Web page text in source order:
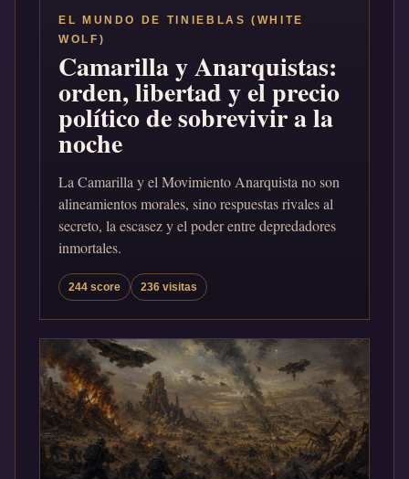
EL MUNDO DE TINIEBLAS (WHITE
WOLF)
Camarilla y Anarquistas:
orden, libertad y el precio
político de sobrevivir a la
noche
La Camarilla y el Movimiento Anarquista no son
alineamientos morales, sino respuestas rivales al
secreto, la escasez y el poder entre depredadores
inmortales.
244 score 236 visitas